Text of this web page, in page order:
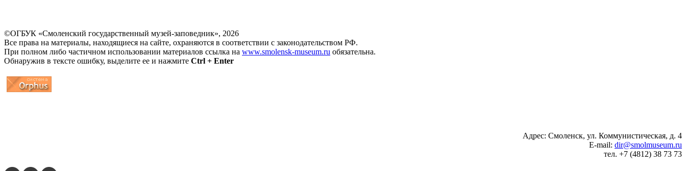
©ОГБУК «Смоленский государственный музей-заповедник», 2026
Все права на материалы, находящиеся на сайте, охраняются в соответствии с законодательством РФ.
При полном либо частичном использовании материалов ссылка на www.smolensk-museum.ru обязательна.
Обнаружив в тексте ошибку, выделите ее и нажмите Ctrl + Enter
Адрес: Смоленск, ул. Коммунистическая, д. 4
E-mail: dir@smolmuseum.ru
тел. +7 (4812) 38 73 73